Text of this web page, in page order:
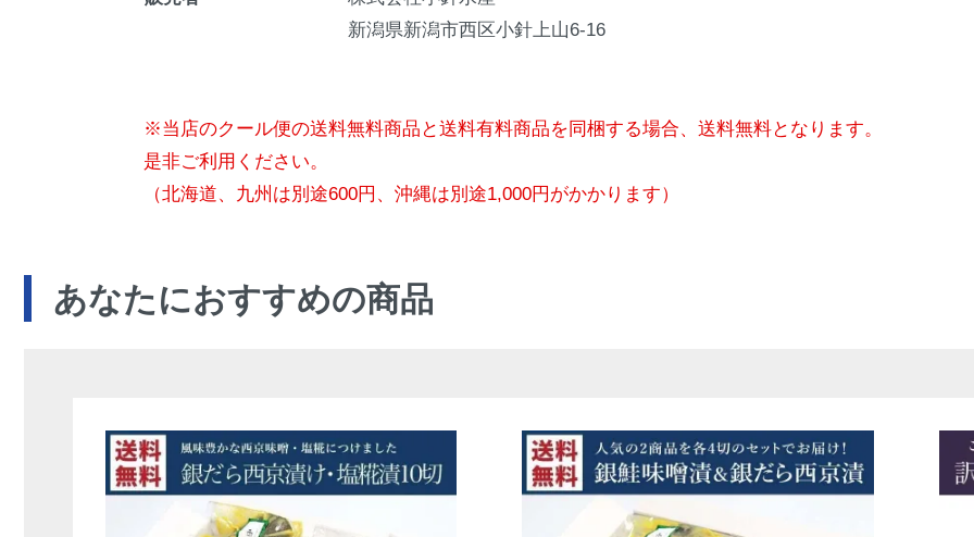
新潟県新潟市西区小針上山6-16
※当店のクール便の送料無料商品と送料有料商品を同梱する場合、送料無料となります。
是非ご利用ください。
（北海道、九州は別途600円、沖縄は別途1,000円がかかります）
あなたにおすすめの商品